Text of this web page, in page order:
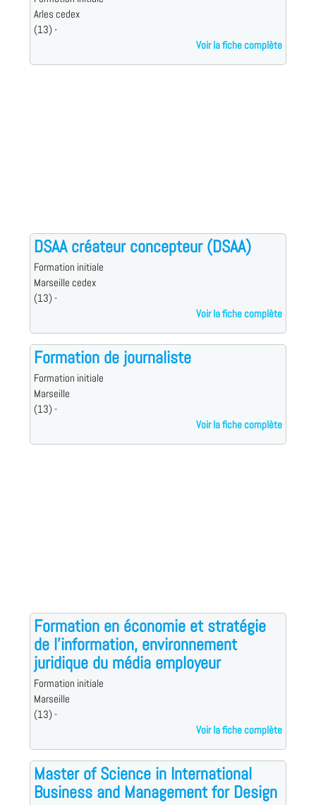
Arles cedex
(13) -
Voir la fiche complète
DSAA créateur concepteur (DSAA)
Formation initiale
Marseille cedex
(13) -
Voir la fiche complète
Formation de journaliste
Formation initiale
Marseille
(13) -
Voir la fiche complète
Formation en économie et stratégie
de l'information, environnement
juridique du média employeur
Formation initiale
Marseille
(13) -
Voir la fiche complète
Master of Science in International
Business and Management for Design